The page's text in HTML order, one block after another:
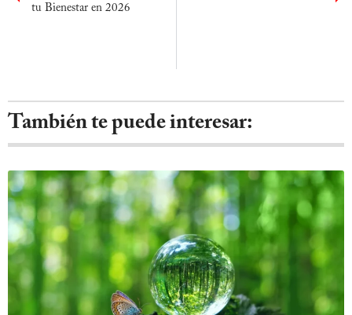
tu Bienestar en 2026
También te puede interesar: